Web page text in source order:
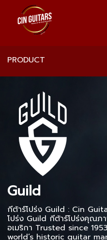
PRODUCT
Guild
กีต้าร์โปร่ง Guild : Cin
โปร่ง Guild กีต้าร์โปร่งคุณ
อเมริกา Trusted since
world’s historic guitar